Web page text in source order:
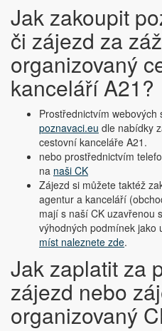
Jak zakoupit
či zájezd za
organizovaný
kanceláří A21?
Prostřednictvím webových
poznavaci.eu dle nabídky
cestovní kanceláře A21.
nebo prostřednictvím
na naši CK
Zájezd si můžete taktéž
agentur a kanceláří
mají s naší CK uzavřenou
výhodných podmínek jako
míst naleznete zde.
Jak zaplatit za
zájezd nebo
organizovaný